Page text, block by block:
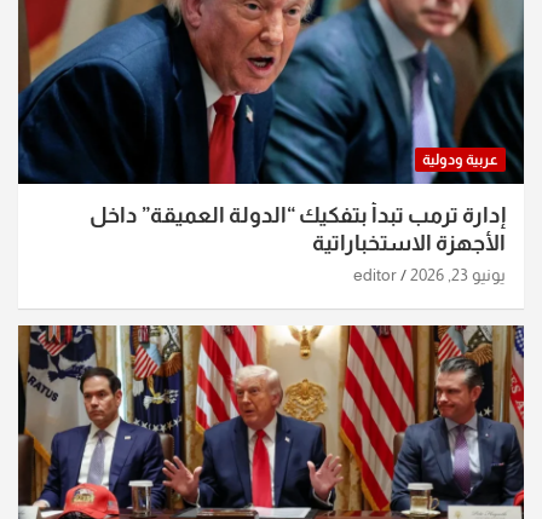
عربية ودولية
إدارة ترمب تبدأ بتفكيك “الدولة العميقة” داخل
الأجهزة الاستخباراتية
يونيو 23, 2026 editor